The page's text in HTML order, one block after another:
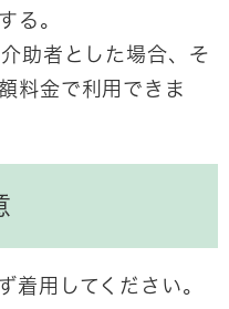
る。
助者とした場合、そ
料金で利用できま
着用してください。